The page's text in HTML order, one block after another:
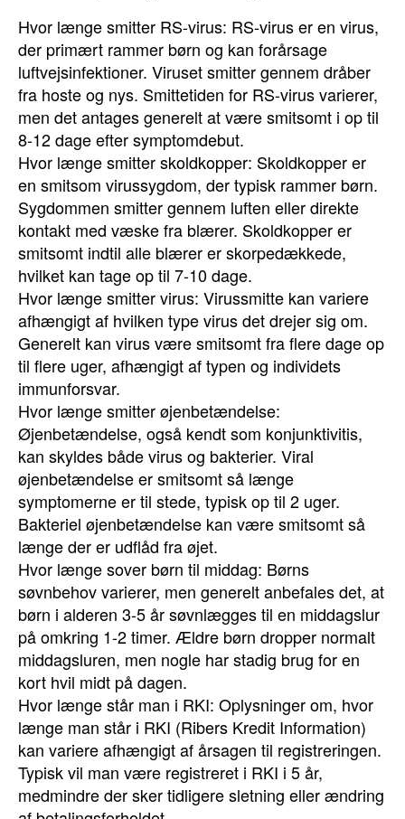
Hvor længe smitter RS-virus: RS-virus er en virus,
der primært rammer børn og kan forårsage
luftvejsinfektioner. Viruset smitter gennem dråber
fra hoste og nys. Smittetiden for RS-virus varierer,
men det antages generelt at være smitsomt i op til
8-12 dage efter symptomdebut.
Hvor længe smitter skoldkopper: Skoldkopper er
en smitsom virussygdom, der typisk rammer børn.
Sygdommen smitter gennem luften eller direkte
kontakt med væske fra blærer. Skoldkopper er
smitsomt indtil alle blærer er skorpedækkede,
hvilket kan tage op til 7-10 dage.
Hvor længe smitter virus: Virussmitte kan variere
afhængigt af hvilken type virus det drejer sig om.
Generelt kan virus være smitsomt fra flere dage op
til flere uger, afhængigt af typen og individets
immunforsvar.
Hvor længe smitter øjenbetændelse:
Øjenbetændelse, også kendt som konjunktivitis,
kan skyldes både virus og bakterier. Viral
øjenbetændelse er smitsomt så længe
symptomerne er til stede, typisk op til 2 uger.
Bakteriel øjenbetændelse kan være smitsomt så
længe der er udflåd fra øjet.
Hvor længe sover børn til middag: Børns
søvnbehov varierer, men generelt anbefales det, at
børn i alderen 3-5 år søvnlægges til en middagslur
på omkring 1-2 timer. Ældre børn dropper normalt
middagsluren, men nogle har stadig brug for en
kort hvil midt på dagen.
Hvor længe står man i RKI: Oplysninger om, hvor
længe man står i RKI (Ribers Kredit Information)
kan variere afhængigt af årsagen til registreringen.
Typisk vil man være registreret i RKI i 5 år,
medmindre der sker tidligere sletning eller ændring